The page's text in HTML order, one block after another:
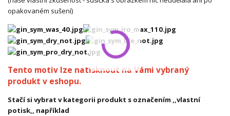
opakovaném sušení)
Tento motiv lze natisknout na Vámi vybraný
produkt v eshopu.
Stačí si vybrat v kategorii produkt s označením ,,vlastní
potisk,, například